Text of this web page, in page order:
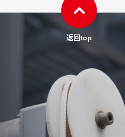
返回top